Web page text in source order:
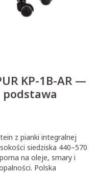
KP-1B-AR —
z pianki integralnej
siedziska 440–570
na oleje, smary i
Polska